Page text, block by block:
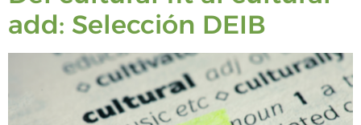
add: Selección DEIB